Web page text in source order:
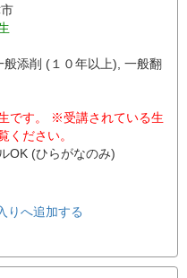
市
添削 (１０年以上), 一般翻
です。 ※受講されている生
ください。
OK (ひらがなのみ)
りへ追加する